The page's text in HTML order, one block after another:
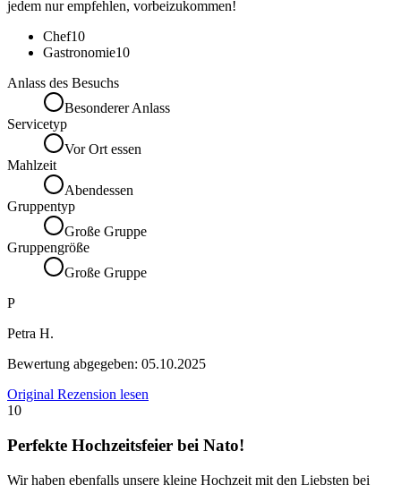
jedem nur empfehlen, vorbeizukommen!
Chef10
Gastronomie10
Anlass des Besuchs
Besonderer Anlass
Servicetyp
Vor Ort essen
Mahlzeit
Abendessen
Gruppentyp
Große Gruppe
Gruppengröße
Große Gruppe
P
Petra H.
Bewertung abgegeben: 05.10.2025
Original Rezension lesen
10
Perfekte Hochzeitsfeier bei Nato!
Wir haben ebenfalls unsere kleine Hochzeit mit den Liebsten bei